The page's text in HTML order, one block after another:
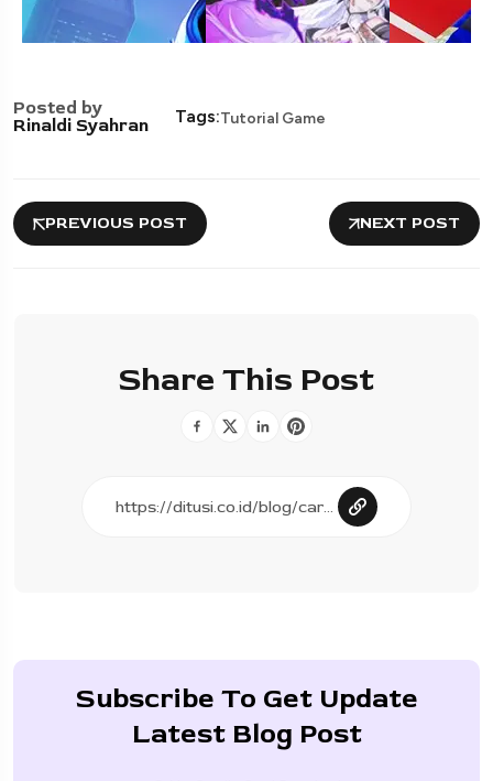
Posted by
Rinaldi Syahran
Tags:Tutorial Game
PREVIOUS POST NEXT POST
Share This Post
Subscribe To Get Update
Latest Blog Post